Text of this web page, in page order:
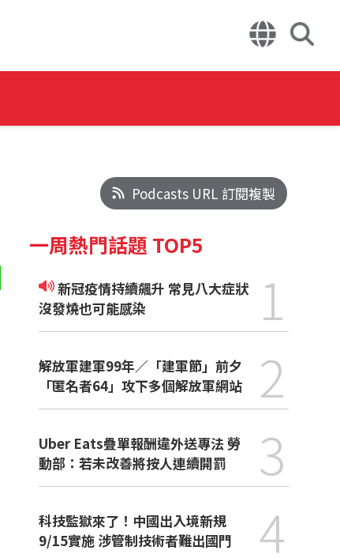
Podcasts URL 訂閱複製
一周熱門話題 TOP5
新冠疫情持續飆升 常見八大症狀
沒發燒也可能感染
1
解放軍建軍99年／「建軍節」前夕
「匿名者64」攻下多個解放軍網站
2
Uber Eats疊單報酬違外送專法 勞
動部：若未改善將按人連續開罰
3
科技監獄來了！中國出入境新規
9/15實施 涉管制技術者難出國門
4